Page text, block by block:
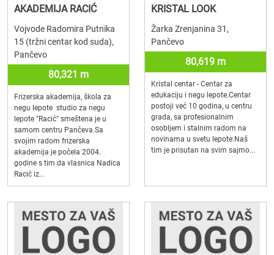
AKADEMIJA RACIĆ
Vojvode Radomira Putnika
15 (tržni centar kod suda),
Pančevo
80,321 m
Frizerska akademija, škola za
negu lepote studio za negu
lepote "Racić" smeštena je u
samom centru Pančeva.Sa
svojim radom frizerska
akademija je počela 2004.
godine s tim da vlasnica Nadica
Racić iz...
KRISTAL LOOK
Žarka Zrenjanina 31,
Pančevo
80,619 m
Kristal centar - Centar za
edukaciju i negu lepote.Centar
postoji već 10 godina, u centru
grada, sa profesionalnim
osobljem i stalnim radom na
novinama u svetu lepote.Naš
tim je prisutan na svim sajmo...